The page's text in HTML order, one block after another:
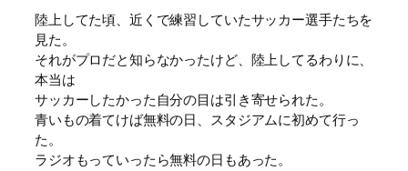
陸上してた頃、近くで練習していたサッカー選手たちを
見た。
それがプロだと知らなかったけど、陸上してるわりに、
本当は
サッカーしたかった自分の目は引き寄せられた。
青いもの着てけば無料の日、スタジアムに初めて行っ
た。
ラジオもっていったら無料の日もあった。